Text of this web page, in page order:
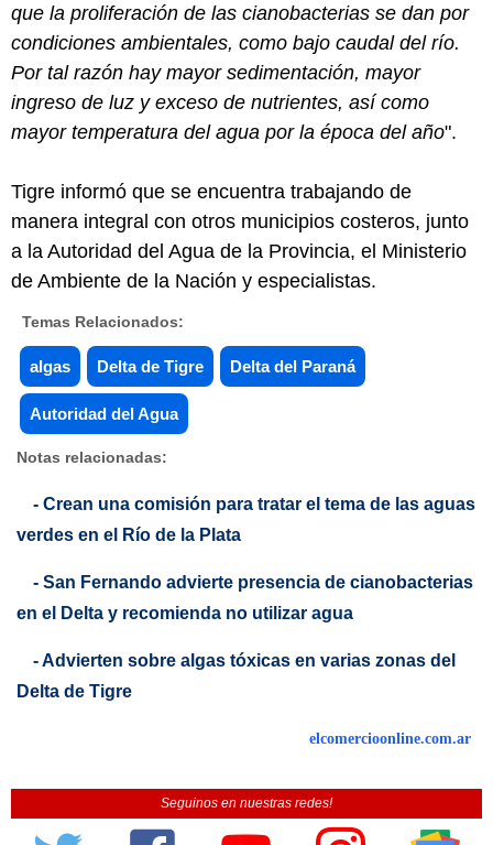
que la proliferación de las cianobacterias se dan por
condiciones ambientales, como bajo caudal del río.
Por tal razón hay mayor sedimentación, mayor
ingreso de luz y exceso de nutrientes, así como
mayor temperatura del agua por la época del año".
Tigre informó que se encuentra trabajando de
manera integral con otros municipios costeros, junto
a la Autoridad del Agua de la Provincia, el Ministerio
de Ambiente de la Nación y especialistas.
Temas Relacionados:
algas Delta de Tigre Delta del Paraná
Autoridad del Agua
Notas relacionadas:
- Crean una comisión para tratar el tema de las aguas
verdes en el Río de la Plata
- San Fernando advierte presencia de cianobacterias
en el Delta y recomienda no utilizar agua
- Advierten sobre algas tóxicas en varias zonas del
Delta de Tigre
elcomercioonline.com.ar
Seguinos en nuestras redes!